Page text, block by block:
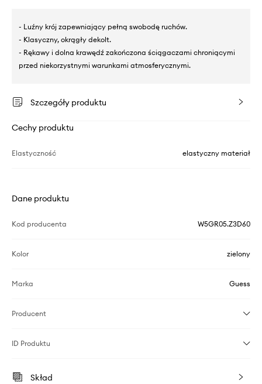
- Luźny krój zapewniający pełną swobodę ruchów.
- Klasyczny, okrągły dekolt.
- Rękawy i dolna krawędź zakończona ściągaczami chroniącymi
przed niekorzystnymi warunkami atmosferycznymi.
Szczegóły produktu
Cechy produktu
Elastyczność elastyczny materiał
Dane produktu
Kod producenta W5GR05.Z3D60
Kolor zielony
Marka Guess
Producent
ID Produktu
Skład